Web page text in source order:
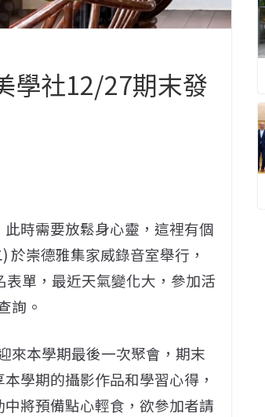
學社12/27期末發
時需要放鬆身心靈，這裡有個
崇德雅集家威錄音室舉行，
單，最近天氣變化大，參加活
詢。
來本學期最後一次聚會，期末
學期的攝影作品和學習心得，
將預備點心輕食，欲參加者請